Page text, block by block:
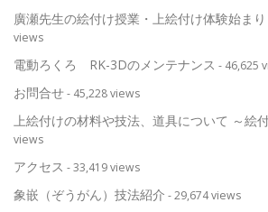
廣瀬先生の絵付け授業・上絵付け体験始まり
views
電動ろくろ RK-3Dのメンテナンス - 46,625
お問合せ- 45,228 views
上絵付けの材料や技法、道具について ～絵
views
アクセス - 33,419 views
象嵌（ぞうがん）技法紹介 - 29,674 views